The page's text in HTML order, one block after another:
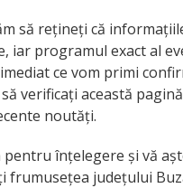
să rețineți că
iar programul exact al
ce vom primi
verificați această
noutăți.
înțelegere și vă
frumusețea județului